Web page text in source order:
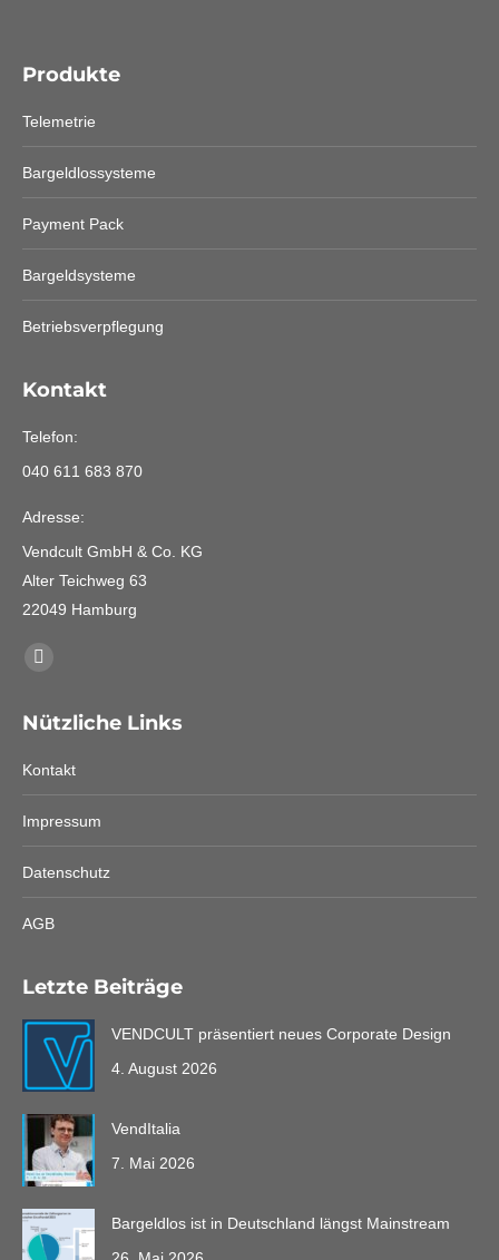
Produkte
Telemetrie
Bargeldlossysteme
Payment Pack
Bargeldsysteme
Betriebsverpflegung
Kontakt
Telefon:
040 611 683 870
Adresse:
Vendcult GmbH & Co. KG
Alter Teichweg 63
22049 Hamburg
Finden Sie uns auf:
opens
window
Nützliche Links
Kontakt
Impressum
Datenschutz
AGB
Letzte Beiträge
VENDCULT präsentiert neues Corporate Design
4. August 2026
VendItalia
7. Mai 2026
Bargeldlos ist in Deutschland längst Mainstream